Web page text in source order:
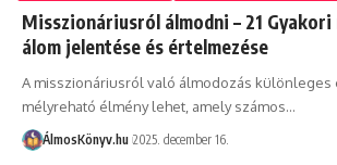
Misszionáriusról álmodni – 21
álom jelentése és értelmezése
A misszionáriusról való álmodozás különleges
mélyreható élmény lehet, amely számos…
ÁlmosKönyv.hu 2025. december 16.